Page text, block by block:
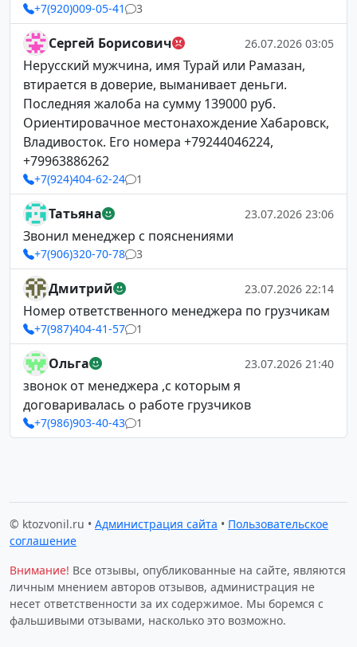
+7(920)009-05-41 3
Сергей Борисович 26.07.2026 03:05
Нерусский мужчина, имя Турай или Рамазан,
втирается в доверие, выманивает деньги.
Последняя жалоба на сумму 139000 руб.
Ориентировачное местонахождение Хабаровск,
Владивосток. Его номера +79244046224,
+79963886262
+7(924)404-62-24 1
Татьяна 23.07.2026 23:06
Звонил менеджер с пояснениями
+7(906)320-70-78 3
Дмитрий 23.07.2026 22:14
Номер ответственного менеджера по грузчикам
+7(987)404-41-57 1
Ольга 23.07.2026 21:40
звонок от менеджера ,с которым я
договаривалась о работе грузчиков
+7(986)903-40-43 1
© ktozvonil.ru • Администрация сайта • Пользовательское
соглашение
Внимание! Все отзывы, опубликованные на сайте, являются
личным мнением авторов отзывов, администрация не
несет ответственности за их содержимое. Мы боремся с
фальшивыми отзывами, насколько это возможно.